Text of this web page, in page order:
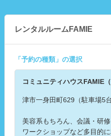
レンタルルームFAMIE
「 予約の種類 」の選択
コミュニティハウスFAMIE（
津市一身田町629（駐車場5台
美容系もちろん、会議・研
ワークショップなど多目的